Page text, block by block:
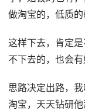
做淘宝的，低质
这样下去，肯定
不下去的，也会有
思路决定出路，
淘宝，天天钻研